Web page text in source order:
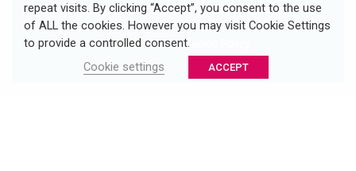
Copyright 2022 Takis & Louki Nemitsas Foundation. All
Rights Reserved.
Privacy Policy/Cookie Policy
repeat visits. By clicking “Accept”, you consent to the use
of ALL the cookies. However you may visit Cookie Settings
to provide a controlled consent.
Cookie settings
ACCEPT